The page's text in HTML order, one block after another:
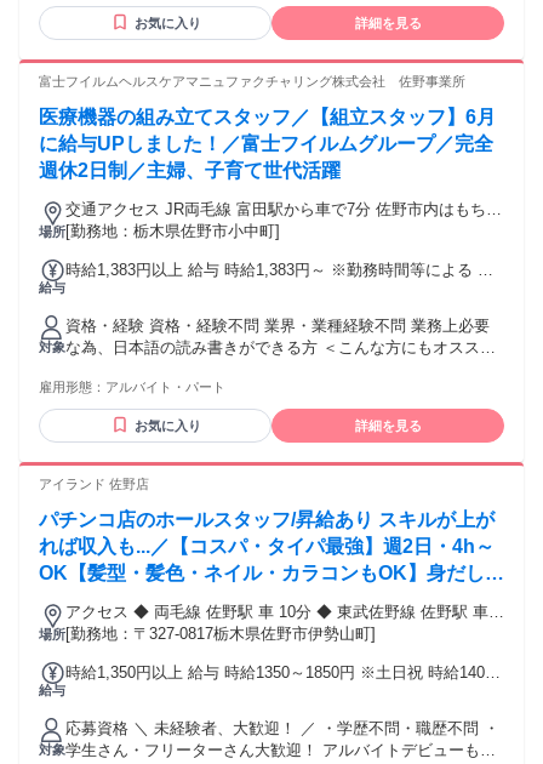
フリーターさんも 自分のペースで働けるのでオススメです◎
★深夜バイトが初めての方、活躍中！
お気に入り 詳細を見る
富士フイルムヘルスケアマニュファクチャリング株式会社 佐野事業所
医療機器の組み立てスタッフ／【組立スタッフ】6月
に給与UPしました！／富士フイルムグループ／完全
週休2日制／主婦、子育て世代活躍
場所
交通アクセス JR両毛線 富田駅から車で7分 佐野市内はもちろ
ん、足利市、栃木市、館林市、邑楽郡、太田市などから 通勤
[勤務地：栃木県佐野市小中町]
給与
時給1,383円以上 給与 時給1,383円～ ※勤務時間等による ※
対象
資格・経験 資格・経験不問 業界・業種経験不問 業務上必要
な為、日本語の読み書きができる方 ＜こんな方にもオススメ
◇フリーターやブランクがある方 ◇男性、女性ともに歓迎 ◇
主婦(夫)や子育て世代、子育てが終わった方 ◇第2新卒や中高
年の方 ★前職は、倉庫内作業や工場、ピッキング、軽作業、
雇用形態： アルバイト・パート
お気に入り 詳細を見る
アイランド 佐野店
パチンコ店のホールスタッフ/昇給あり スキルが上が
れば収入も...／【コスパ・タイパ最強】週2日・4h～
OK【髪型・髪色・ネイル・カラコンもOK】身だしな
み等の基準が緩やか。個性を生かして働ける?
場所
アクセス ◆ 両毛線 佐野駅 車 10分 ◆ 東武佐野線 佐野駅 車
10分 ◆ 東武佐野線 佐野市駅 車 11分 ◆ 東武佐野線 堀米駅
[勤務地：〒327-0817栃木県佐野市伊勢山町]
給与
時給1,350円以上 給与 時給1350～1850円 ※土日祝 時給1400
降：1687.5円～） 《給与例》 ・スキル：エキスパート ・遅
番 15:45～23:45（1日7時間労働、休憩60分） （平日15日、土
日祝7日)月22日勤務の場合 [平日15日] ①時給1430円×7時間
対象
応募資格 ＼ 未経験者、大歓迎！ ／ ・学歴不問・職歴不問 ・
学生さん・フリーターさん大歓迎！ アルバイトデビューも応